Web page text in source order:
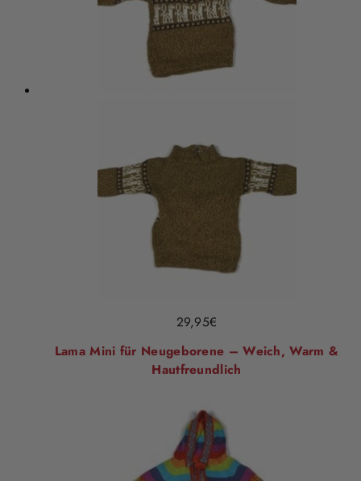
29,95€
Lama Mini für Neugeborene – Weich, Warm &
Hautfreundlich